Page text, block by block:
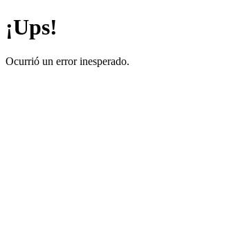
¡Ups!
Ocurrió un error inesperado.